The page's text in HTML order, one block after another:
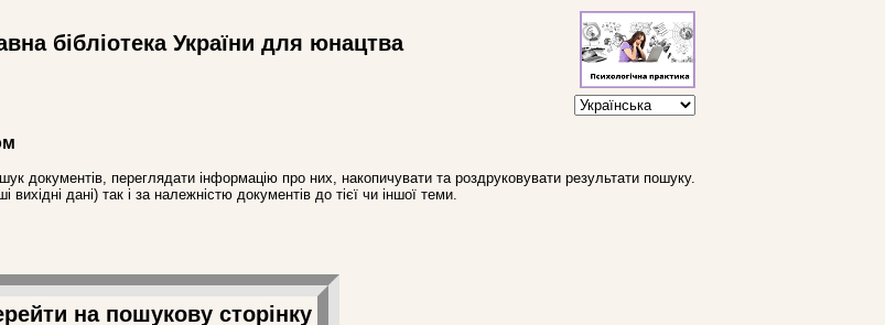
бібліотека України для юнацтва
документів, переглядати інформацію про них, накопичувати та роздруковувати результати пошуку.
дані) так і за належністю документів до тієї чи іншої теми.
на пошукову сторінку